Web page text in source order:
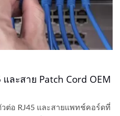
ละสาย Patch Cord OEM
วต่อ RJ45 และสายแพทช์คอร์ดที่